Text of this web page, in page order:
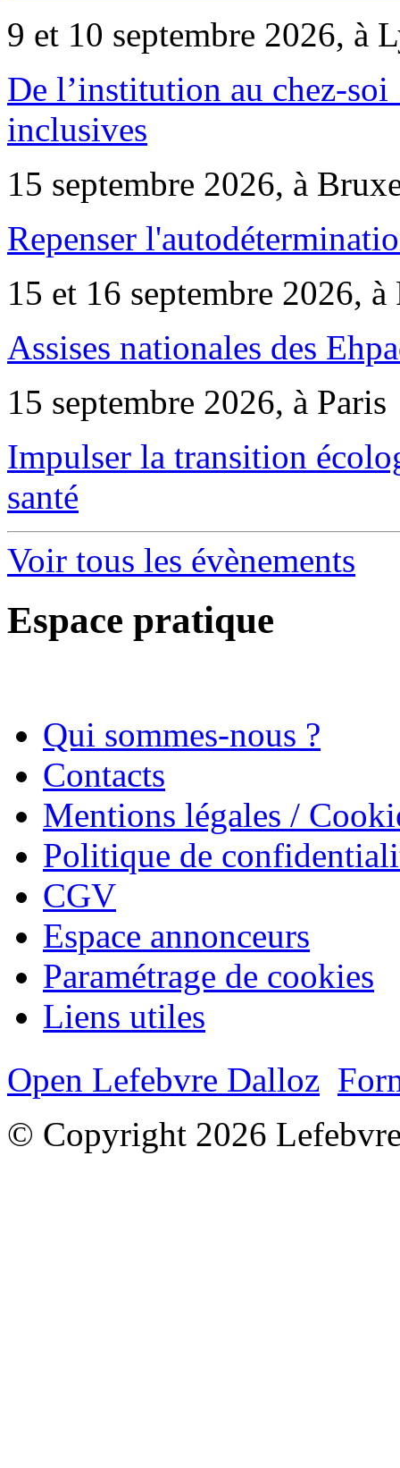
9 et 10 septembre 2026, à
De l’institution au chez-
inclusives
15 septembre 2026, à
Repenser
15 et 16 septembre 2026, à
Assises nationales des
15 septembre 2026, à Paris
Impulser la transition
santé
Voir tous les évènements
Espace pratique
Qui sommes-nous ?
Contacts
Mentions légales /
Politique de
CGV
Espace annonceurs
Paramétrage de cookies
Liens utiles
Open Lefebvre Dalloz
© Copyright 2026